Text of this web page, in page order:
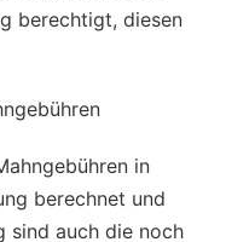
berechtigt, diesen
in
berechnet und
sind auch die noch